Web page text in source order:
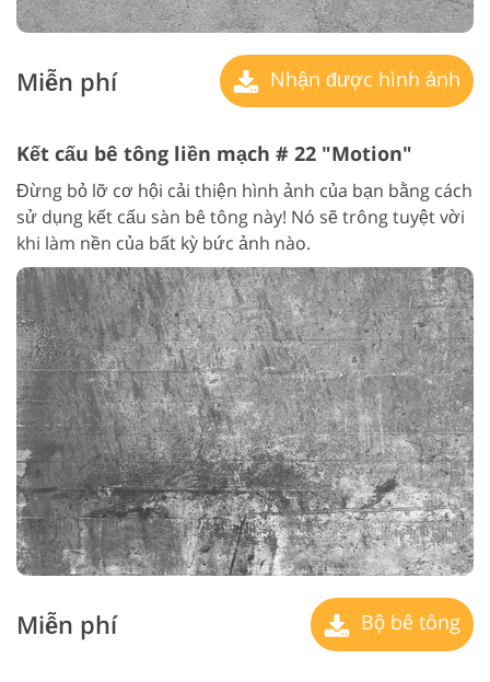
Miễn phí Nhận được hình ảnh
Kết cấu bê tông liền mạch # 22 "Motion"
Đừng bỏ lỡ cơ hội cải thiện hình ảnh của bạn bằng cách
sử dụng kết cấu sàn bê tông này! Nó sẽ trông tuyệt vời
khi làm nền của bất kỳ bức ảnh nào.
Miễn phí Bộ bê tông